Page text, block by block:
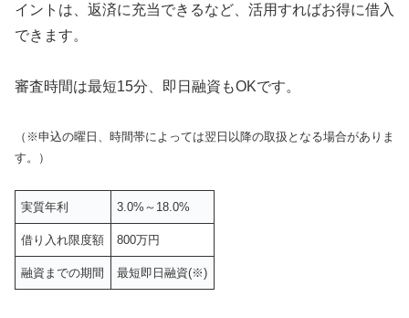
イントは、返済に充当できるなど、活用すればお得に借入
できます。
審査時間は最短15分、即日融資もOKです。
（※申込の曜日、時間帯によっては翌日以降の取扱となる場合がありま
す。）
実質年利 3.0%～18.0%
借り入れ限度額 800万円
融資までの期間 最短即日融資(※)